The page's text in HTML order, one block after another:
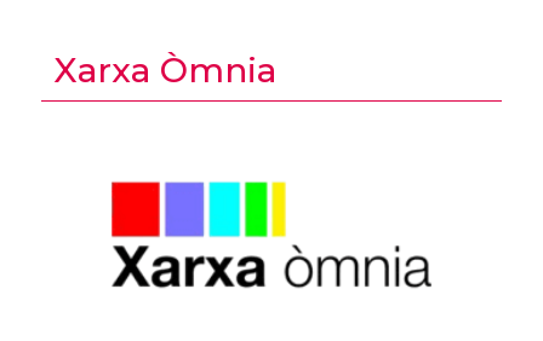
Xarxa Òmnia